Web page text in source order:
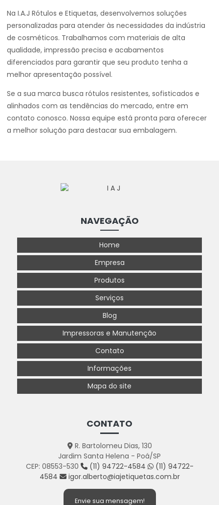
Na I.A.J Rótulos e Etiquetas, desenvolvemos soluções
personalizadas para atender às necessidades da indústria
de cosméticos. Trabalhamos com materiais de alta
qualidade, impressão precisa e acabamentos
diferenciados para garantir que seu produto tenha a
melhor apresentação possível.
Se a sua marca busca rótulos resistentes, sofisticados e
alinhados com as tendências do mercado, entre em
contato conosco. Nossa equipe está pronta para oferecer
a melhor solução para destacar sua embalagem.
NAVEGAÇÃO
Home
Empresa
Produtos
Serviços
Blog
Impressoras e Manutenção
Contato
Informações
Mapa do site
CONTATO
R. Bartolomeu Dias, 130
Jardim Santa Helena - Poá/SP
CEP: 08553-530
(11) 94722-4584
(11) 94722-
4584
igor.alberto@iajetiquetas.com.br
Envie sua mensagem!